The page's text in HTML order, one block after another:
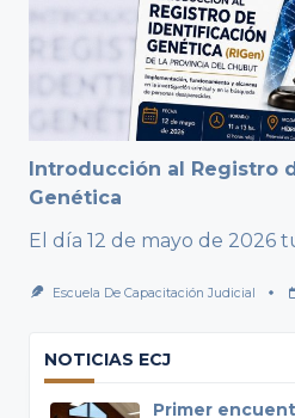
Introducción al Registro
Genética
El día 12 de mayo de 2026
Escuela De Capacitación Judicial
NOTICIAS ECJ
Primer